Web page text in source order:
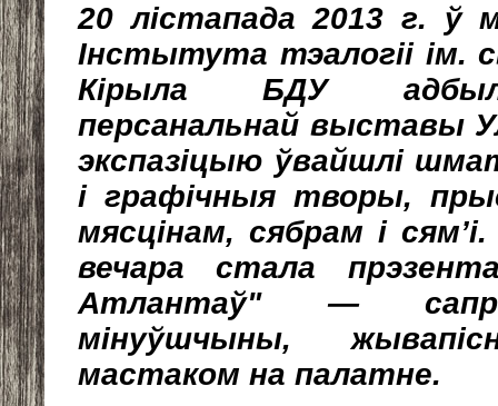
20 лістапада 2013 г. ў
Інстытута тэалогіі ім.
Кірыла БДУ
персанальнай выставы
экспазіцыю ўвайшлі
і графічныя творы,
мясцінам, сябрам і
вечара стала
Атлантаў" —
мінуўшчыны,
мастаком на палатне.